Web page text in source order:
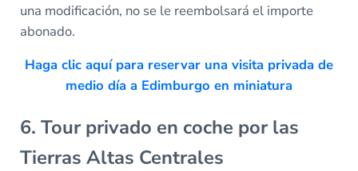
una modificación, no se le reembolsará el importe
abonado.
Haga clic aquí para reservar una visita privada de
medio día a Edimburgo en miniatura
6. Tour privado en coche por las
Tierras Altas Centrales